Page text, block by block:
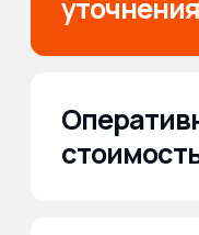
Высокое качество
продукции
Собственное